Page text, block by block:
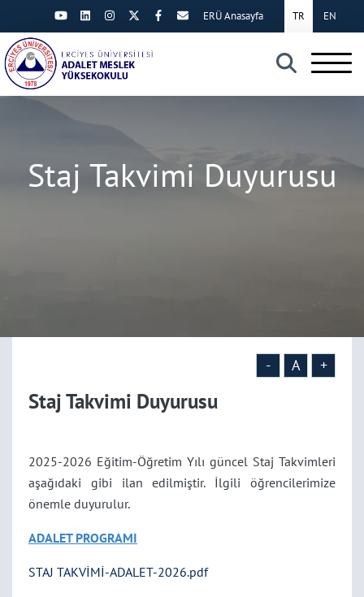
×
TR EN
ERÜ Anasayfa
Staj Takvimi Duyurusu
- A +
Staj Takvimi Duyurusu
2025-2026 Eğitim-Öğretim Yılı güncel Staj Takvimleri
aşağıdaki gibi ilan edilmiştir. İlgili öğrencilerimize
önemle duyurulur.
ADALET PROGRAMI
STAJ TAKVİMİ-ADALET-2026.pdf